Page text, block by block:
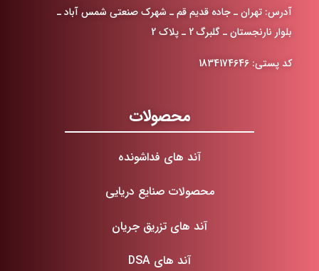
آدرس: تهران ـ جاده قدیم قم ـ شهرک صنعتی شمس آباد ـ
بلوار نارنجستان ـ گلبرگ 2 ـ پلاک 2
کد پستی: 1834174646
محصولات
آند های فداشونده
محصولات صنایع دریایی
آند های تزریق جریان
آند های DSA